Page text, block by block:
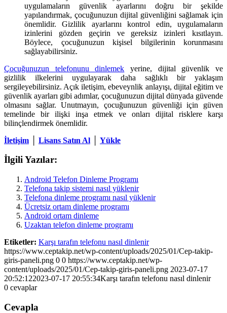
uygulamaların güvenlik ayarlarını doğru bir şekilde
yapılandırmak, çocuğunuzun dijital güvenliğini sağlamak için
önemlidir. Gizlilik ayarlarını kontrol edin, uygulamaların
izinlerini gözden geçirin ve gereksiz izinleri kısıtlayın.
Böylece, çocuğunuzun kişisel bilgilerinin korunmasını
sağlayabilirsiniz.
Çocuğunuzun telefonunu dinlemek yerine, dijital güvenlik ve
gizlilik ilkelerini uygulayarak daha sağlıklı bir yaklaşım
sergileyebilirsiniz. Açık iletişim, ebeveynlik anlayışı, dijital eğitim ve
güvenlik ayarları gibi adımlar, çocuğunuzun dijital dünyada güvende
olmasını sağlar. Unutmayın, çocuğunuzun güvenliği için güven
temelinde bir ilişki inşa etmek ve onları dijital risklere karşı
bilinçlendirmek önemlidir.
İletişim
Lisans Satın Al Yükle
İlgili Yazılar:
Android Telefon Dinleme Programı
Telefona takip sistemi nasıl yüklenir
Telefona dinleme programı nasıl yüklenir
Ücretsiz ortam dinleme programı
Android ortam dinleme
Uzaktan telefon dinleme programı
Etiketler: Karşı tarafın telefonu nasıl dinlenir
https://www.ceptakip.net/wp-content/uploads/2025/01/Cep-takip-
giris-paneli.png 0 0 https://www.ceptakip.net/wp-
content/uploads/2025/01/Cep-takip-giris-paneli.png 2023-07-17
20:52:122023-07-17 20:55:34Karşı tarafın telefonu nasıl dinlenir
0 cevaplar
Cevapla